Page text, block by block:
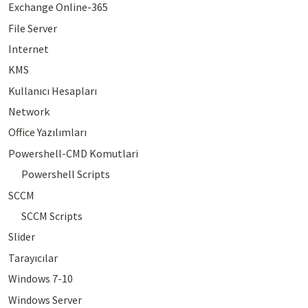
Exchange Online-365
File Server
Internet
KMS
Kullanıcı Hesapları
Network
Office Yazılımları
Powershell-CMD Komutlari
Powershell Scripts
SCCM
SCCM Scripts
Slider
Tarayıcılar
Windows 7-10
Windows Server